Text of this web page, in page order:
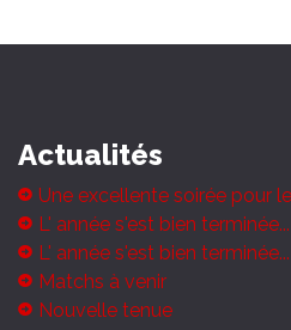
Actualités
Une excellente soirée pour
L' année s'est bien
L' année s'est bien terminée...
Matchs à venir
Nouvelle tenue